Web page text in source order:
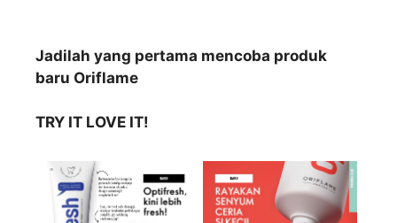
Jadilah yang pertama mencoba produk
baru Oriflame
TRY IT LOVE IT!